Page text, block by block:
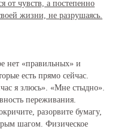
от чувств, а постепенно
жизни, не разрушаясь.
нет «правильных» и
есть прямо сейчас.
я злюсь». «Мне стыдно».
переживания.
разорвите бумагу,
шагом. Физическое